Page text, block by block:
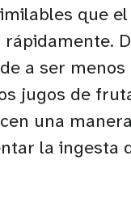
que
a ser
jugos de
una
la ingesta